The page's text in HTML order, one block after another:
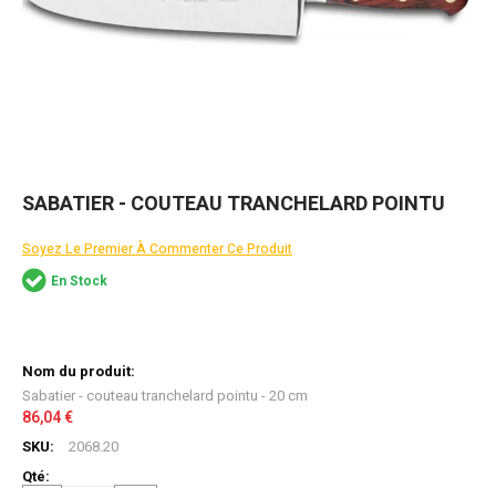
Skip
beginning
of
the
SABATIER - COUTEAU TRANCHELARD POINTU
Soyez Le Premier À Commenter Ce Produit
En Stock
du
produit
groupé
Sabatier - couteau tranchelard pointu - 20 cm
86,04 €
2068.20